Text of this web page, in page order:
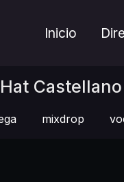
Inicio
mixdrop